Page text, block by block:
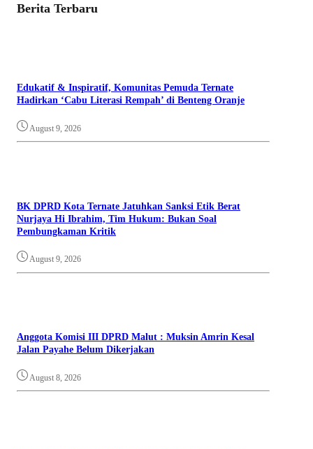
Berita Terbaru
Edukatif & Inspiratif, Komunitas Pemuda Ternate
Hadirkan ‘Cabu Literasi Rempah’ di Benteng Oranje
August 9, 2026
BK DPRD Kota Ternate Jatuhkan Sanksi Etik Berat
Nurjaya Hi Ibrahim, Tim Hukum: Bukan Soal
Pembungkaman Kritik
August 9, 2026
Anggota Komisi III DPRD Malut : Muksin Amrin Kesal
Jalan Payahe Belum Dikerjakan
August 8, 2026